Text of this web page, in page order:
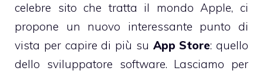
celebre sito che tratta il mondo Apple, ci
propone un nuovo interessante punto di
vista per capire di più su App Store: quello
dello sviluppatore software. Lasciamo per